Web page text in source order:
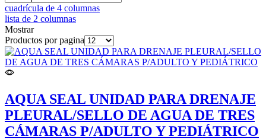
cuadrícula de 4 columnas
lista de 2 columnas
Mostrar
Productos por pagina
AQUA SEAL UNIDAD PARA DRENAJE
PLEURAL/SELLO DE AGUA DE TRES
CÁMARAS P/ADULTO Y PEDIÁTRICO